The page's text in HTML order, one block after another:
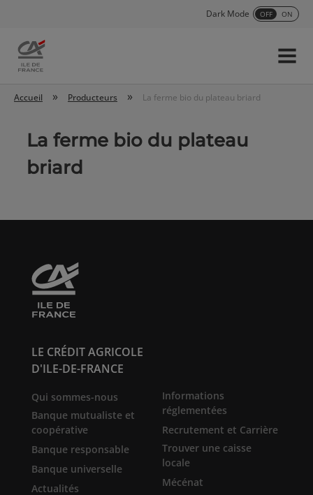
Dark Mode OFF ON
Accueil
Menu
Accueil » Producteurs » La ferme bio du plateau briard
La ferme bio du plateau
briard
LE CRÉDIT AGRICOLE
D'ILE-DE-FRANCE
Qui sommes-nous
Banque mutualiste et
coopérative
Banque responsable
Banque universelle
Actualités
Informations
réglementées
Recrutement et Carrière
Trouver une caisse
locale
Mécénat